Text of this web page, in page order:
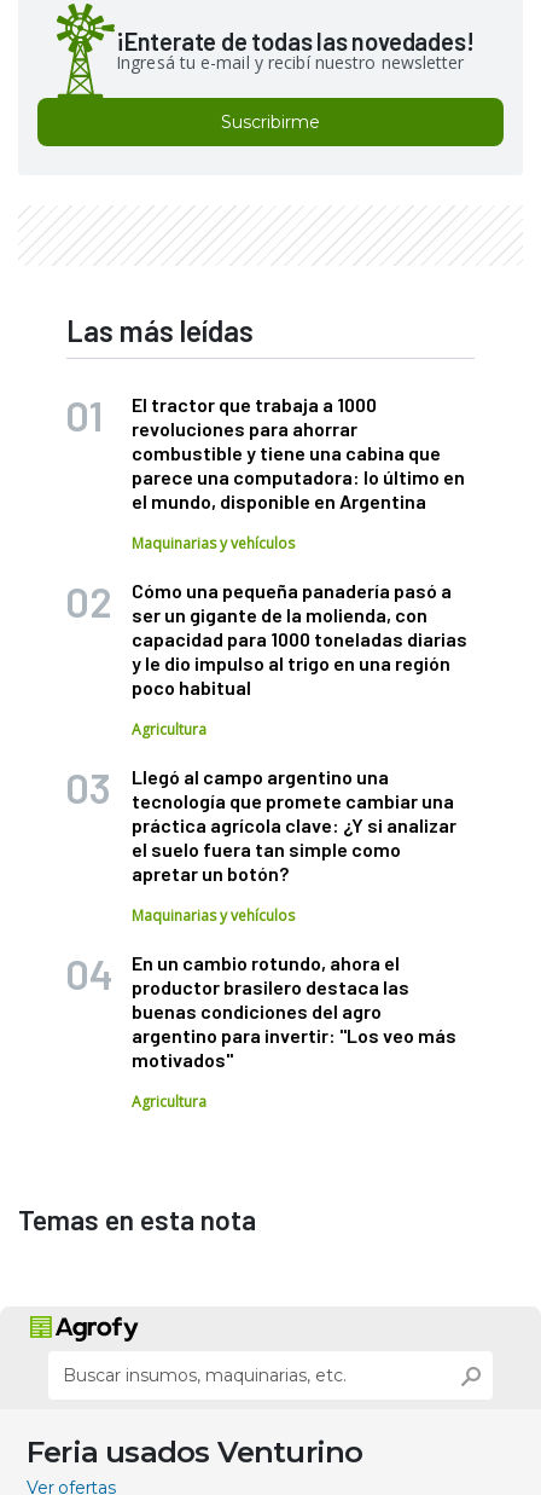
¡Enterate de todas las novedades!
Ingresá tu e-mail y recibí nuestro newsletter
Suscribirme
Las más leídas
El tractor que trabaja a 1000
revoluciones para ahorrar
combustible y tiene una cabina que
parece una computadora: lo último en
el mundo, disponible en Argentina
Maquinarias y vehículos
Cómo una pequeña panadería pasó a
ser un gigante de la molienda, con
capacidad para 1000 toneladas diarias
y le dio impulso al trigo en una región
poco habitual
Agricultura
Llegó al campo argentino una
tecnología que promete cambiar una
práctica agrícola clave: ¿Y si analizar
el suelo fuera tan simple como
apretar un botón?
Maquinarias y vehículos
En un cambio rotundo, ahora el
productor brasilero destaca las
buenas condiciones del agro
argentino para invertir: "Los veo más
motivados"
Agricultura
Temas en esta nota
Feria usados Venturino
Ver ofertas